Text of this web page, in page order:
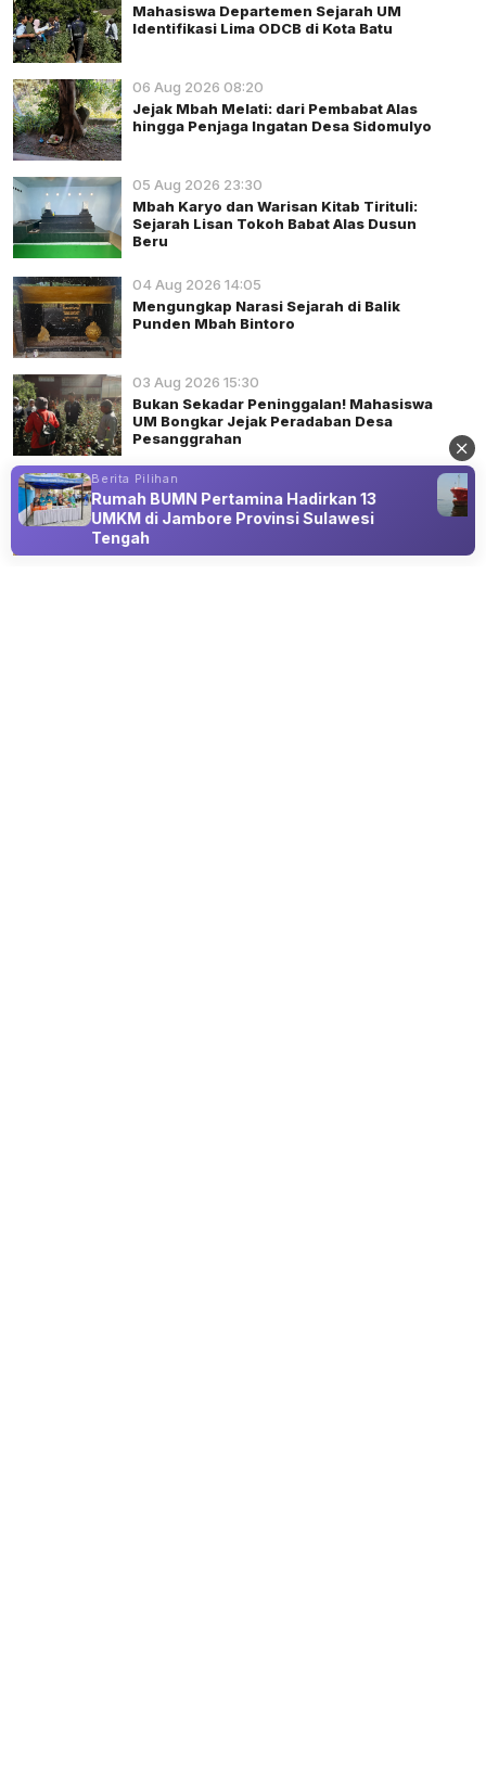
Mahasiswa Departemen Sejarah UM
Identifikasi Lima ODCB di Kota Batu
06 Aug 2026 08:20
Jejak Mbah Melati: dari Pembabat Alas
hingga Penjaga Ingatan Desa Sidomulyo
05 Aug 2026 23:30
Mbah Karyo dan Warisan Kitab Tirituli:
Sejarah Lisan Tokoh Babat Alas Dusun
Beru
04 Aug 2026 14:05
Mengungkap Narasi Sejarah di Balik
Punden Mbah Bintoro
03 Aug 2026 15:30
Bukan Sekadar Peninggalan! Mahasiswa
UM Bongkar Jejak Peradaban Desa
Pesanggrahan
02 Aug 2026 22:52
Di Balik Kesunyian Punden Mbah Ranti
Berita Pilihan
Rumah BUMN Pertamina Hadirkan 13
UMKM di Jambore Provinsi Sulawesi
Tengah